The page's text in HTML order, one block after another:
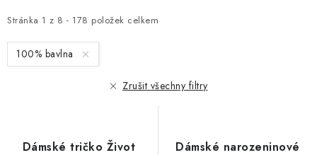
i
s
p
Stránka 1 z 8 - 178 položek celkem
e
n
í 100% bavlna
Zrušit všechny filtry
Dámské tričko Život
Dámské narozeninové